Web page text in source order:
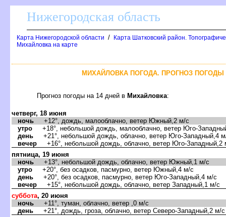
Нижегородская область
Карта Нижегородской области /
Карта Шатковский район.
Михайловка на карте
МИХАЙЛОВКА ПОГОДА. ПРОГНОЗ
Прогноз погоды на 14 дней Михайловка:
четверг, 18 июня
ночь +12°, дождь, малооблачно, ветер Южный,2 м/с
утро +18°, небольшой дождь, малооблачно, ветер Юго-
день +21°, небольшой дождь, облачно, ветер Юго-Западный,4
ечер +16°, небольшой дождь, облачно, ветер Юго-Западный,2
пятница, 19 июня
ночь +13°, небольшой дождь, облачно, ветер Южный,1 м/с
утро +20°, без осадков, пасмурно, ветер Южный,4 м/с
день +20°, без осадков, пасмурно, ветер Юго-Западный,4 м/с
ечер +15°, небольшой дождь, облачно, ветер Западный,1 м/с
суббота, 20 июня
ночь +11°, туман, облачно, ветер ,0 м/с
день +21°, дождь, гроза, облачно, ветер Северо-Западный,2 м/с